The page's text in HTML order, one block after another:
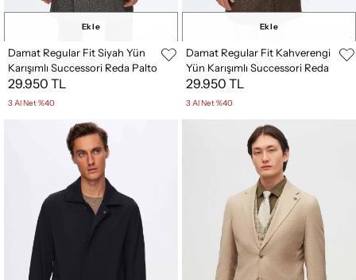
Ekle
Damat Regular Fit Siyah Yün
Karışımlı Successori Reda Palto
29.950 TL
3 Al Net %40
Ekle
Damat Regular Fit Kahverengi
Yün Karışımlı Successori Reda
Palto
29.950 TL
3 Al Net %40